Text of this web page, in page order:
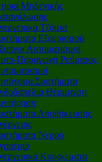
Μηδενικής
Τζάμια
Εξαερισμού
Αυτοματισμοί
Παραγωγή Ρεύματος
Συστήματα
Θέρμανση
Αποθήκευσης
Νερού
Κουφώματα